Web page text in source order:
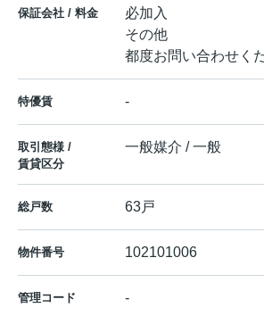
保証会社 / 料金
必加入
その他
都度お問い合わせく
特優賃 -
取引態様 /
賃貸区分
一般媒介 / 一般
総戸数 63戸
物件番号 102101006
管理コード -